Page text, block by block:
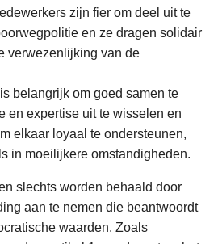
zijn fier om deel uit te
en ze dragen solidair
verwezenlijking van de
belangrijk om goed samen te
en expertise uit te wisselen en
elkaar loyaal te ondersteunen,
in moeilijkere omstandigheden.
slechts worden behaald door
aan te nemen die beantwoordt
waarden. Zoals